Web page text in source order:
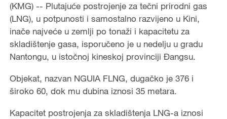
(KMG) -- Plutajuće postrojenje za tečni prirodni gas
(LNG), u potpunosti i samostalno razvijeno u Kini,
inače najveće u zemlji po tonaži i kapacitetu za
skladištenje gasa, isporučeno je u nedelju u gradu
Nantongu, u istočnoj kineskoj provinciji Đangsu.
Objekat, nazvan NGUIA FLNG, dugačko je 376 i
široko 60, dok mu dubina iznosi 35 metara.
Kapacitet postrojenja za skladištenja LNG-a iznosi